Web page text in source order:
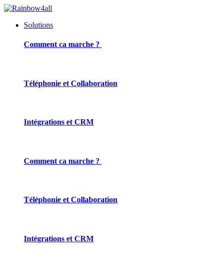
Solutions
Comment ca marche ?
Téléphonie et Collaboration
Intégrations et CRM
Comment ca marche ?
Téléphonie et Collaboration
Intégrations et CRM